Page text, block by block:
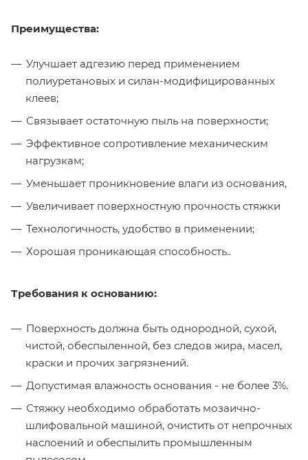
Преимущества:
Улучшает адгезию перед применением
полиуретановых и силан-модифицированных
клеев;
Связывает остаточную пыль на поверхности;
Эффективное сопротивление механическим
нагрузкам;
Уменьшает проникновение влаги из основания,
Увеличивает поверхностную прочность стяжки
Технологичность, удобство в применении;
Хорошая проникающая способность..
Требования к основанию:
Поверхность должна быть однородной, сухой,
чистой, обеспыленной, без следов жира, масел,
краски и прочих загрязнений.
Допустимая влажность основания - не более 3%.
Стяжку необходимо обработать мозаично-
шлифовальной машиной, очистить от непрочных
наслоений и обеспылить промышленным